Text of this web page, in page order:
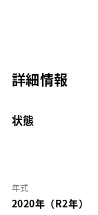
詳細情報
状態
年式
2020年（R2年）